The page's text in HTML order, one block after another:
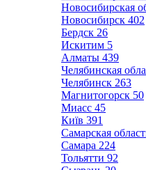
Новосибирская
Новосибирск 402
Бердск 26
Искитим 5
Алматы 439
Челябинская
Челябинск 263
Магнитогорск 50
Миасс 45
Київ 391
Самарская
Самара 224
Тольятти 92